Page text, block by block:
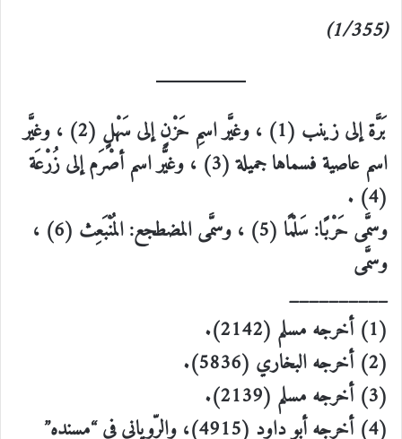
(1/355)
بَرَّة إلى زينب (1) ، وغيَّر اسمِ حَزْنٍ إلى سَهْلٍ (2) ، وغيَّر
اسم عاصية فسماها جميلة (3) ، وغيَّر اسم أصْرَم إلى زُرْعَة
(4) .
وسمَّى حَرْبًا: سَلْمًا (5) ، وسمَّى المضطجع: المُنْبَعِث (6) ،
وسمَّى
__________
(1) أخرجه مسلم (2142).
(2) أخرجه البخاري (5836).
(3) أخرجه مسلم (2139).
(4) أخرجه أبو داود (4915)، والرّوياني في “مسنده”